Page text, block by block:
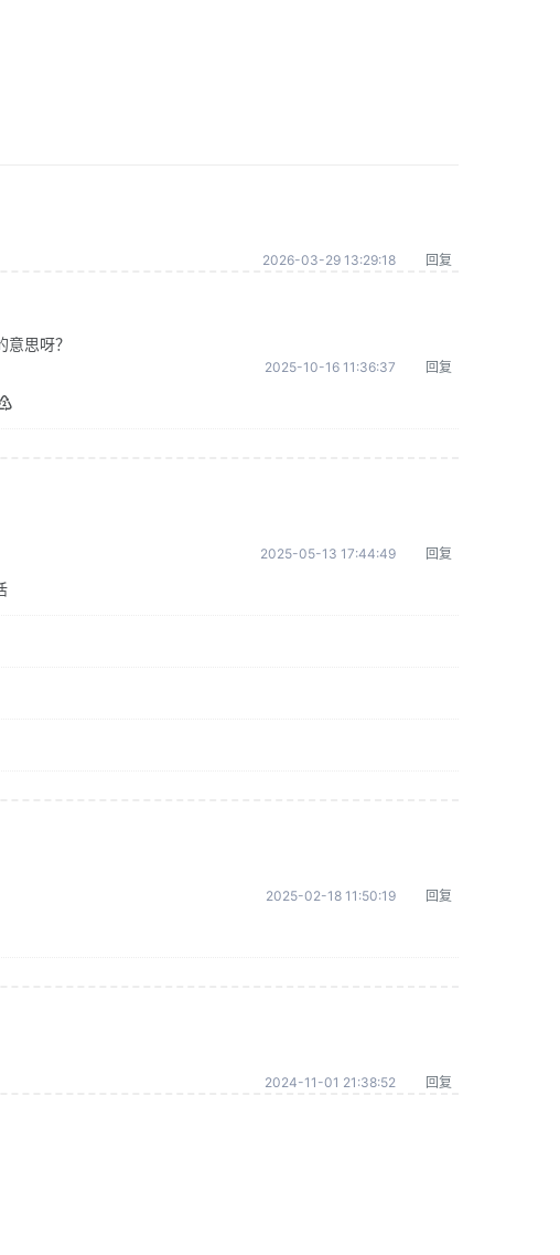
2026-03-29 13:29:18 回复
思呀？
2025-10-16 11:36:37 回复
♴
2025-05-13 17:44:49 回复
2025-02-18 11:50:19 回复
2024-11-01 21:38:52 回复